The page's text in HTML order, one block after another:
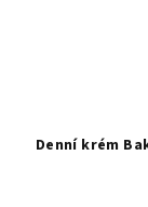
Denní krém